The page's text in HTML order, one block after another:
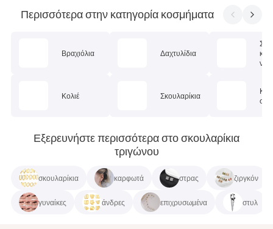
Περισσότερα στην κατηγορία κοσμήματα
Βραχιόλια
Κολιέ
Δαχτυλίδια
Σκουλαρίκια
Σετ
ν
Εξερευνήστε περισσότερα στο σκουλαρίκια
τριγώνου
σκουλαρίκια καρφωτά στρας ζιργκόν
γυναίκες άνδρες επιχρυσωμένα στυλ